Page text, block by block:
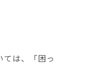
は、「困っ